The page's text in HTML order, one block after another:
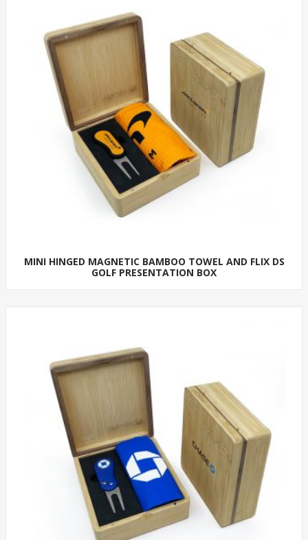
MINI HINGED MAGNETIC BAMBOO TOWEL AND FLIX DS
GOLF PRESENTATION BOX